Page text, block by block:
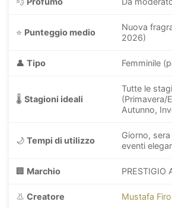
⭐ Punteggio medio
Nuova
2026)
👤 Tipo Femminile
🌡️ Stagioni ideali
Tutte le
(Primavera/
Autunno,
🌙 Tempi di utilizzo
Giorno,
eventi
🏢 Marchio PRESTIGIO
👃 Creatore Mustafa